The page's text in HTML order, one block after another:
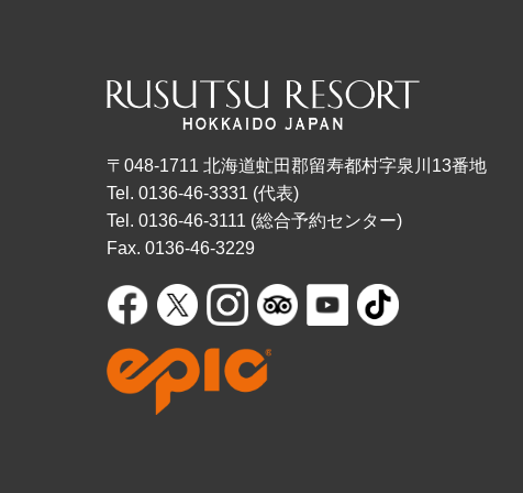
〒048-1711 北海道虻田郡留寿都村字泉川13番地
Tel. 0136-46-3331 (代表)
Tel. 0136-46-3111 (総合予約センター)
Fax. 0136-46-3229